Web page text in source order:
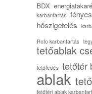
BDX
karbantartás
hőszigetelés
Roto karbantartás
tetőablak
tetőfedés tetőtér
ablak
tetőtéri ablak